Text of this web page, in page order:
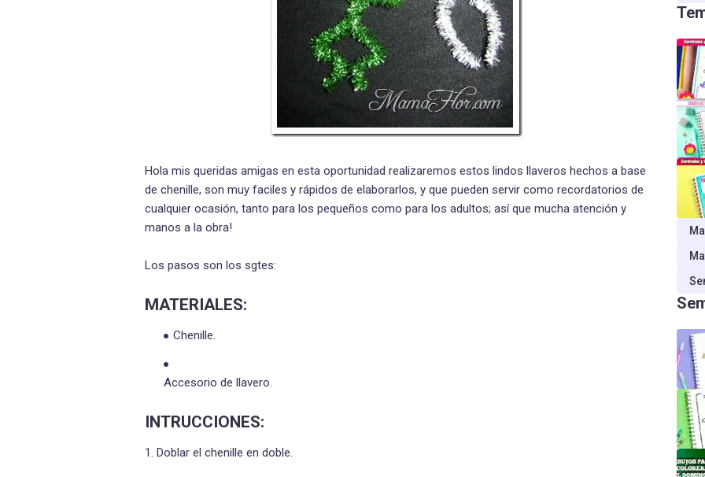
Hola mis queridas amigas en esta oportunidad realizaremos estos lindos llaveros hechos a base
de chenille, son muy faciles y rápidos de elaborarlos, y que pueden servir como recordatorios de
cualquier ocasión, tanto para los pequeños como para los adultos; así que mucha atención y
manos a la obra!
Los pasos son los sgtes:
MATERIALES:
Chenille.
Accesorio de llavero.
INTRUCCIONES:
1. Doblar el chenille en doble.